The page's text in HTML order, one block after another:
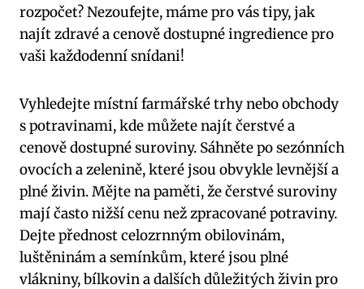
rozpočet? Nezoufejte, máme pro vás tipy, jak
najít zdravé a cenově dostupné ingredience pro
vaši každodenní snídani!
Vyhledejte místní farmářské trhy nebo obchody
s potravinami, kde můžete najít čerstvé a
cenově dostupné suroviny. Sáhněte po sezónních
ovocích a zelenině, které jsou obvykle levnější a
plné živin. Mějte na paměti, že čerstvé suroviny
mají často nižší cenu než zpracované potraviny.
Dejte přednost celozrnným obilovinám,
luštěninám a semínkům, které jsou plné
vlákniny, bílkovin a dalších důležitých živin pro